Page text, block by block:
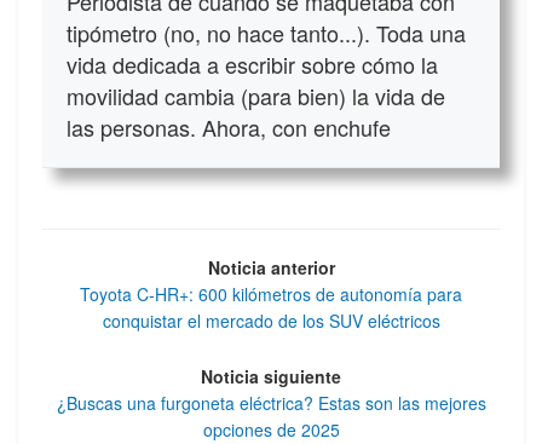
tipómetro (no, no hace tanto...). Toda una
vida dedicada a escribir sobre cómo la
movilidad cambia (para bien) la vida de
las personas. Ahora, con enchufe
Noticia anterior
Toyota C-HR+: 600 kilómetros de autonomía para
conquistar el mercado de los SUV eléctricos
Noticia siguiente
¿Buscas una furgoneta eléctrica? Estas son las mejores
opciones de 2025